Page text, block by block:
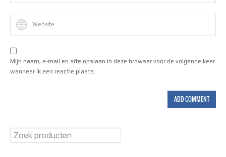
Mijn naam, e-mail en site opslaan in deze browser voor de volgende keer
wanneer ik een reactie plaats.